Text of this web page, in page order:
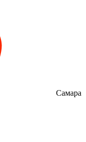
Самара